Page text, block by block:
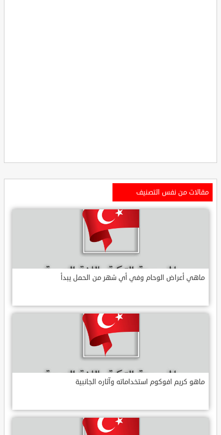
مقالات من نفس التصنيف
ماهي أعراض الوحام وفي أي شهر من الحمل يبدأ
ماهو كريم افوكوم استخداماته وآثاره الجانبية